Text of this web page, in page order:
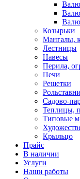
Козырьки
Мангалы,
Лестницы
Навесы
Перила,
Печи
Решетки
Рольставни
Садово-
Теплицы,
Типовые
Крыльцо
Прайс
В наличии
Услуги
Наши работы